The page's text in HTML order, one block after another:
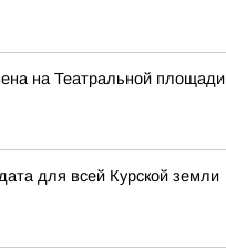
на Театральной площади
для всей Курской земли